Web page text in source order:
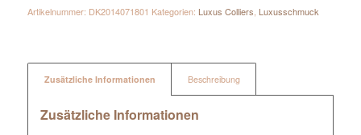
Artikelnummer: DK2014071801 Kategorien: Luxus Colliers Luxusschmuck
Zusätzliche Informationen Beschreibung
Zusätzliche Informationen